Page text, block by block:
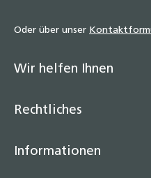
Oder über unser
Wir helfen Ihnen
Rechtliches
Informationen